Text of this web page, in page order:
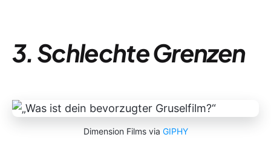
3. Schlechte Grenzen
Dimension Films via GIPHY